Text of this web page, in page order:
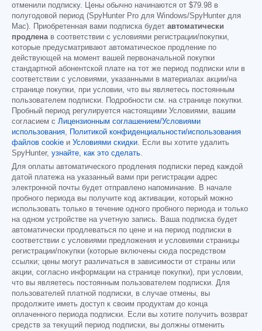
отменили подписку. Цены обычно начинаются от $79.98 в
полугодовой период (SpyHunter Pro для Windows/SpyHunter для
Mac). Приобретенная вами подписка будет автоматически
продленав соответствии с условиями регистрации/покупки,
которые предусматривают автоматическое продление по
действующей на момент вашей первоначальной покупки
стандартной абонентской плате на тот же период подписки или в
соответствии с условиями, указанными в материалах акции/на
странице покупки, при условии, что вы являетесь постоянным
пользователем подписки. Подробности см. на странице покупки.
Пробный период регулируется настоящими Условиями, вашим
согласием с Лицензионным соглашением/Условиями
использования,
Политикой конфиденциальности/использования
файлов cookie и Условиями скидки. Если вы хотите удалить
SpyHunter, узнайте, как это сделать.
Для оплаты автоматического продления подписки перед каждой
датой платежа на указанный вами при регистрации адрес
электронной почты будет отправлено напоминание. В начале
пробного периода вы получите код активации, который можно
использовать только в течение одного пробного периода и только
на одном устройстве на учетную запись. Ваша подписка будет
автоматически продлеваться по цене и на период подписки в
соответствии с условиями предложения и условиями страницы
регистрации/покупки (которые включены сюда посредством
ссылки; цены могут различаться в зависимости от страны или
акции, согласно информации на странице покупки), при условии,
что вы являетесь постоянным пользователем подписки. Для
пользователей платной подписки, в случае отмены, вы
продолжите иметь доступ к своим продуктам до конца
оплаченного периода подписки. Если вы хотите получить возврат
средств за текущий период подписки, вы должны отменить